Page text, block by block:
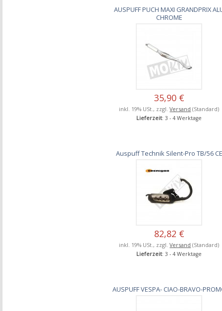
AUSPUFF PUCH MAXI GRANDPRIX
CHROME
35,90 €
inkl. 19% USt., zzgl.Versand (Standard)
Lieferzeit: 3 - 4 Werktage
Auspuff Technik Silent-Pro TB/56 CE
82,82 €
inkl. 19% USt., zzgl.Versand (Standard)
Lieferzeit: 3 - 4 Werktage
AUSPUFF VESPA- CIAO-BRAVO-